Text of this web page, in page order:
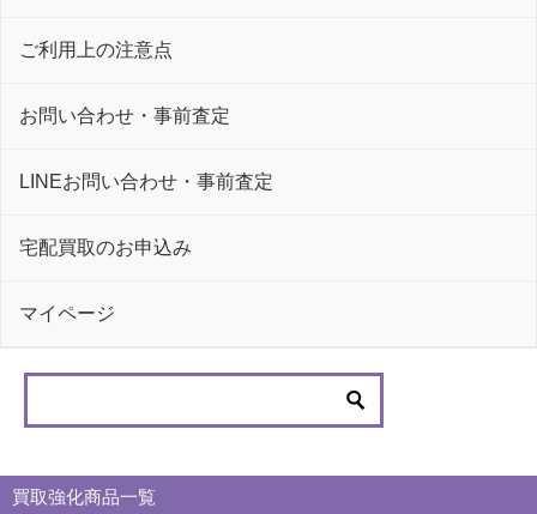
ご利用上の注意点
お問い合わせ・事前査定
LINEお問い合わせ・事前査定
宅配買取のお申込み
マイページ
買取強化商品一覧